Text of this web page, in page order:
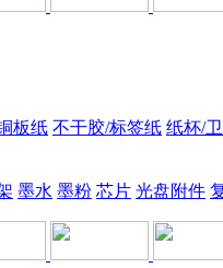
板纸 不干胶/标签纸 纸杯/
墨水 墨粉 芯片 光盘附件